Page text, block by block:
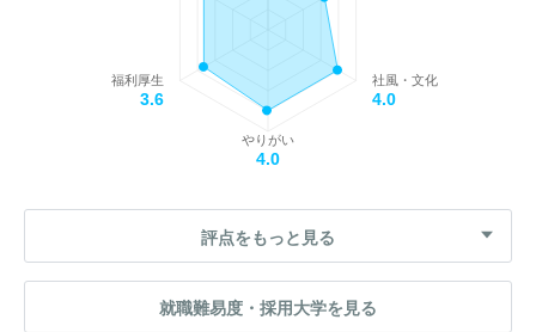
社風・文化
4.0
やりがい
4.0
福利厚生
3.6
評点をもっと見る
就職難易度・採用大学を見る